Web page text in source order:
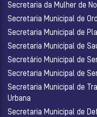
Secretaria da Mulher de
Secretaria Municipal de
Secretaria Municipal de
Secretaria Municipal de
Secretário Municipal de
Secretaria Municipal de
Secretaria Municipal de
Urbana
Secretaria Municipal de